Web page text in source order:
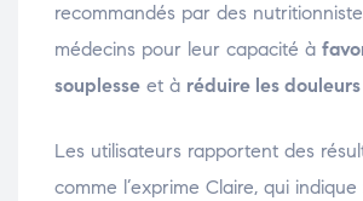
recommandés par des
médecins pour leur capacité à
souplesse et à réduire les
Les utilisateurs rapportent des
comme l’exprime Claire, qui